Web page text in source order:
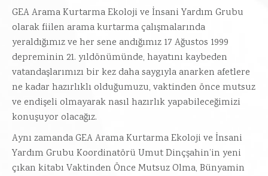
GEA Arama Kurtarma Ekoloji ve İnsani Yardım Grubu
olarak fiilen arama kurtarma çalışmalarında
yeraldığımız ve her sene andığımız 17 Ağustos 1999
depreminin 21. yıldönümünde, hayatını kaybeden
vatandaşlarımızı bir kez daha saygıyla anarken afetlere
ne kadar hazırlıklı olduğumuzu, vaktinden önce mutsuz
ve endişeli olmayarak nasıl hazırlık yapabileceğimizi
konuşuyor olacağız.
Aynı zamanda GEA Arama Kurtarma Ekoloji ve İnsani
Yardım Grubu Koordinatörü Umut Dinçşahin’in yeni
çıkan kitabı Vaktinden Önce Mutsuz Olma, Bünyamin